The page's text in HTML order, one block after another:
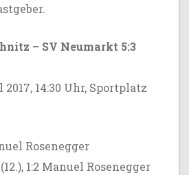
– SV Neumarkt 5:3
14:30 Uhr, Sportplatz
Rosenegger
1:2 Manuel Rosenegger